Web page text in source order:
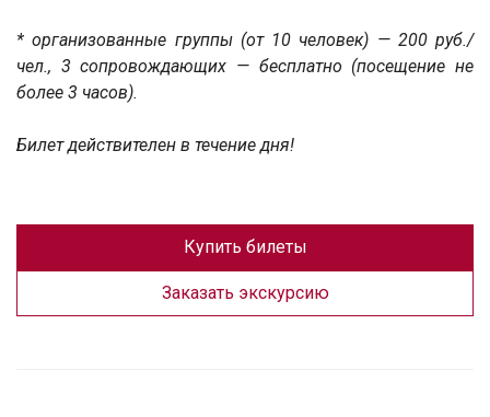
* организованные группы (от 10 человек) — 200 руб./
чел., 3 сопровождающих — бесплатно (посещение не
более 3 часов).
Билет действителен в течение дня!
Купить билеты
Заказать экскурсию